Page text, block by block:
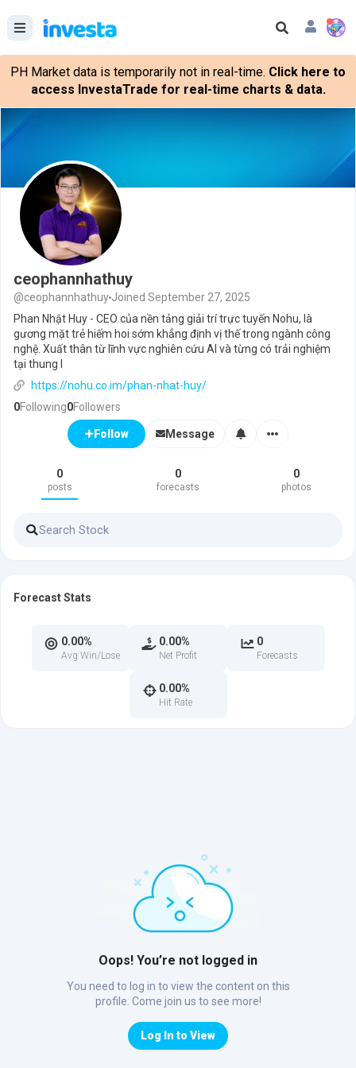
PH Market data is temporarily not in real-time. Click here to
access InvestaTrade for real-time charts & data.
ceophannhathuy
@ceophannhathuy Joined September 27, 2025
Phan Nhật Huy - CEO của nền tảng giải trí trực tuyến Nohu, là
gương mặt trẻ hiếm hoi sớm khẳng định vị thế trong ngành công
nghệ. Xuất thân từ lĩnh vực nghiên cứu AI và từng có trải nghiệm
tại thung l
https://nohu.co.im/phan-nhat-huy/
0Following0Followers
Follow Message
0
posts
0
forecasts
0
photos
Oops! You’re not logged in
You need to log in to view the content on this
profile. Come join us to see more!
Log In to View
Forecast Stats
0.00%
Avg Win/Lose
0.00%
Net Profit
0
Forecasts
0.00%
Hit Rate